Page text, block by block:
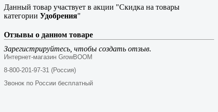
Данный товар участвует в акции "Скидка на товары
категории Удобрения"
Отзывы о данном товаре
Зарегистрируйтесь, чтобы создать отзыв.
Интернет-магазин GrowBOOM
8-800-201-97-31 (Россия)
Звонок по России бесплатный